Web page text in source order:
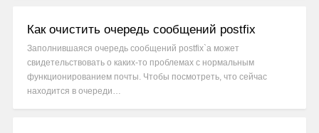
Как очистить очередь сообщений postfix
Заполнившаяся очередь сообщений postfix`а может
свидетельствовать о каких-то проблемах с нормальным
функционированием почты. Чтобы посмотреть, что сейчас
находится в очереди…